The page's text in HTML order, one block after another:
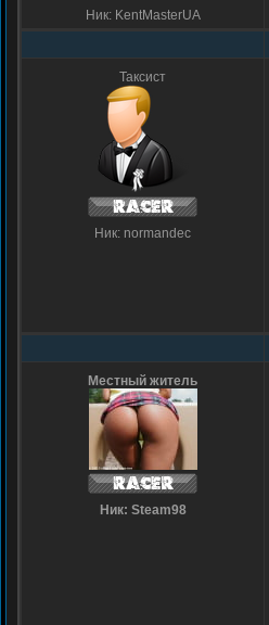
Ник: KentMasterUA
Таксист
Ник: normandec
Местный житель
Ник: Steam98